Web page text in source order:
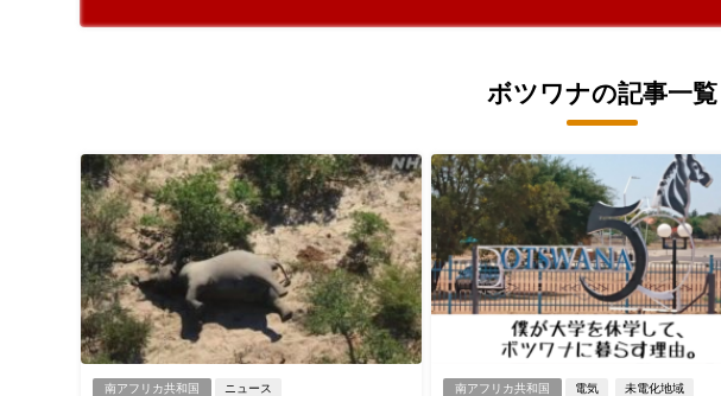
ボツワナの記事一覧
南アフリカ共和国 ニュース 南アフリカ共和国 電気 未電化地域